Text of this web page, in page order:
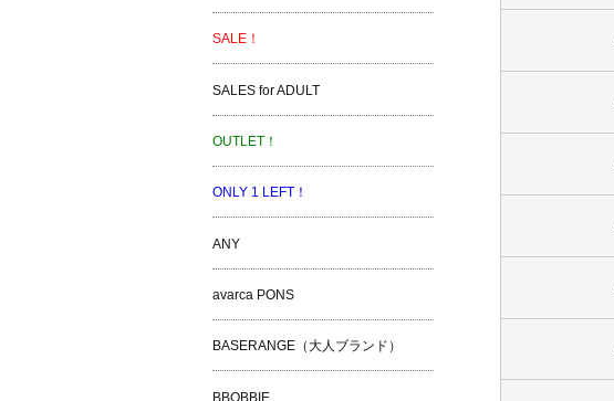
SALE！
SALES for ADULT
OUTLET！
ONLY 1 LEFT！
ANY
avarca PONS
BASERANGE（大人ブランド）
BBOBBIE